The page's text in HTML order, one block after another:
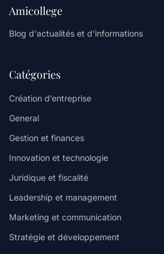
Amicollege
Blog d'actualités et d'informations
Catégories
Création d’entreprise
General
Gestion et finances
Innovation et technologie
Juridique et fiscalité
Leadership et management
Marketing et communication
Stratégie et développement